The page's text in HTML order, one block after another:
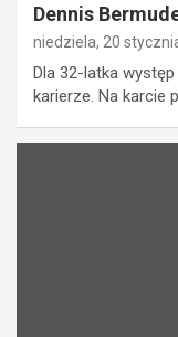
Dennis
niedziela, 20
Dla 32-latka
karierze. Na karcie